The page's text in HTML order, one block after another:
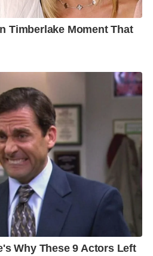
ส ปัตตานี ยะลา ระนอง และ
300 บาท
งขั้นต่ำสูงสุด คือ ชลบุรี ภูเก็ต
นละ 330 บาทจังหวัดที่มีค่าแรง
ส ปัตตานี และยะลา มีค่าแรง
รงขั้นต่ำสูงสุด คือ ชลบุรี และ
336 บาท จังหวัดที่มีค่าแรงขั้น
ปัตตานี และยะลา มีค่าแรงอยู่ที่
งขั้นต่ำสูงสุด คือ ชลบุรี ระยอง
ละ 354 บาท จังหวัดที่มีค่าแรง
ตตานี นราธิวาส น่าน และ
ะ 328 บาท